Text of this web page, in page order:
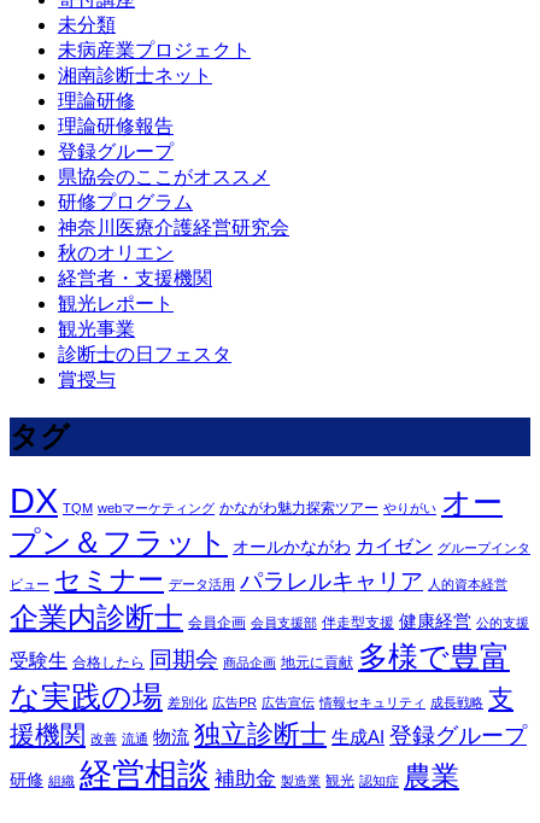
未分類
未病産業プロジェクト
湘南診断士ネット
理論研修
理論研修報告
登録グループ
県協会のここがオススメ
研修プログラム
神奈川医療介護経営研究会
秋のオリエン
経営者・支援機関
観光レポート
観光事業
診断士の日フェスタ
賞授与
タグ
DX TQM webマーケティング かながわ魅力探索ツアー やりがい オー
プン＆フラット
オールかながわ カイゼン グループインタ
ビュー セミナー データ活用 パラレルキャリア 人的資本経営
企業内診断士 会員企画 会員支援部 伴走型支援 健康経営 公的支援
受験生 合格したら 同期会 商品企画 地元に貢献 多様で豊富
な実践の場 差別化 広告PR 広告宣伝 情報セキュリティ 成長戦略 支
援機関 改善 流通 物流 独立診断士 生成AI 登録グループ
研修 組織 経営相談 補助金 製造業 観光 認知症 農業